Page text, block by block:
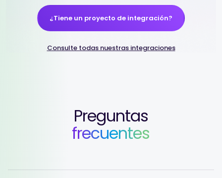
¿Tiene un proyecto de integración?
Consulte todas nuestras integraciones
Preguntas
frecuentes